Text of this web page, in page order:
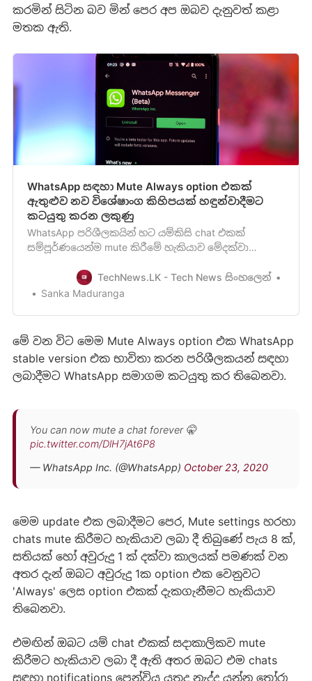
කරමින් සිටින බව මින් පෙර අප ඔබව දැනුවත් කළා
මතක ඇති.
WhatsApp සඳහා Mute Always option එකක්
ඇතුළුව නව විශේෂාංග කිහිපයක් හඳුන්වාදීමට
කටයුතු කරන ලකුණු
WhatsApp පරිශීලකයින් හට යම්කිසි chat එකක්
සම්පූර්ණයෙන්ම mute කිරීමේ හැකියාව මේදක්වා
පමණක් mute කිරීමේ හැකියාව ලබාදීමටWhatsApp
ආයතනය කටයුතු කර තිබිණි. කොහොම නමුත් මේ වන
TechNews.LK - Tech News සිංහලෙන්
Sanka Maduranga
මේ වන විට මෙම Mute Always option එක WhatsApp
stable version එක භාවිතා කරන පරිශීලකයන් සඳහා
ලබාදීමට WhatsApp සමාගම කටයුතු කර තිබෙනවා.
You can now mute a chat forever 🤫
pic.twitter.com/DlH7jAt6P8
— WhatsApp Inc. (@WhatsApp) October 23, 2020
මෙම update එක ලබාදීමට පෙර, Mute settings හරහා
chats mute කිරීමට හැකියාව ලබා දී තිබුණේ පැය 8 ක්,
සතියක් හෝ අවුරුදු 1 ක් දක්වා කාලයක් පමණක් වන
අතර දැන් ඔබට අවුරුදු 1ක option එක වෙනුවට
'Always' ලෙස option එකක් දැකගැනීමට හැකියාව
තිබෙනවා.
එමඟින් ඔබට යම් chat එකක් සදාකාලිකව mute
කිරීමට හැකියාව ලබා දී ඇති අතර ඔබට එම chats
සඳහා notifications පෙන්විය යුතුද නැද්ද යන්න තෝරා